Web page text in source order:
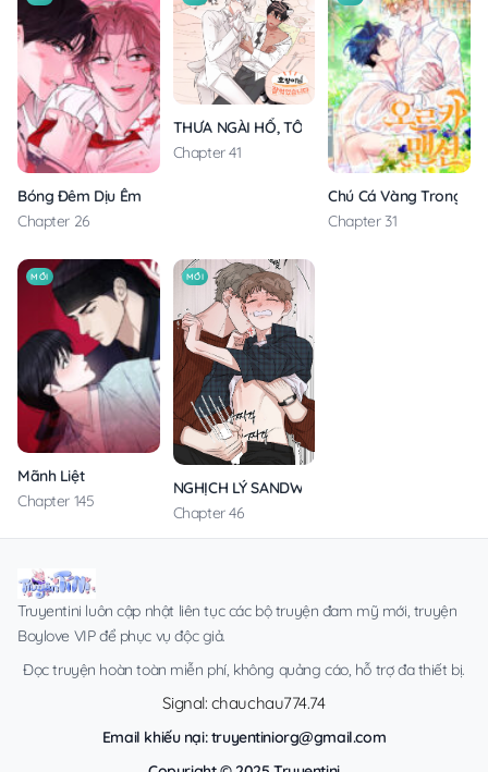
Bóng Đêm Dịu Êm
Chapter 26
THƯA NGÀI HỔ, TÔI ĐÃ ĂN RẤT NGON MIỆNG
Chapter 41
Chú Cá Vàng Trong
Chapter 31
MỚI
Mãnh Liệt
Chapter 145
MỚI
NGHỊCH LÝ SANDWICH
Chapter 46
Truyentini luôn cập nhật liên tục các bộ truyện đam mỹ mới, truyện
Boylove VIP để phục vụ độc giả.
Đọc truyện hoàn toàn miễn phí, không quảng cáo, hỗ trợ đa thiết bị.
Signal: chauchau774.74
Email khiếu nại:truyentiniorg@gmail.com